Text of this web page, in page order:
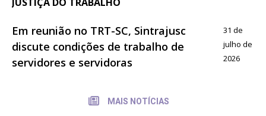
Em reunião no TRT-SC, Sintrajusc
discute condições de trabalho de
servidores e servidoras
31 de
julho de
2026
MAIS NOTÍCIAS